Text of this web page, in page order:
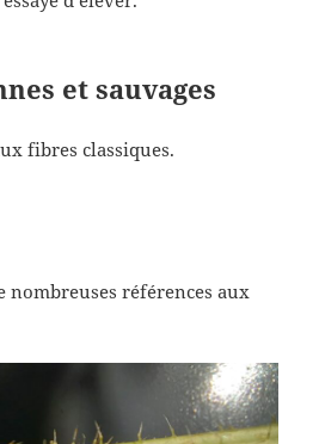
et sauvages
fibres classiques.
nombreuses références aux